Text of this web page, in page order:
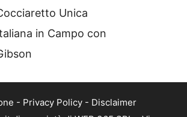
Unica
in Campo con
- Privacy Policy- Disclaimer